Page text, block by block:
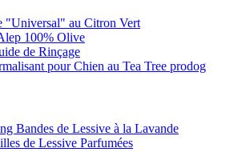
"Universal" au Citron Vert
100% Olive
de Rinçage
pour Chien au Tea Tree prodog
Bandes de Lessive à la Lavande
de Lessive Parfumées